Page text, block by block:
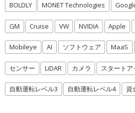
BOLDLY MONET Technologies
GM Cruise VW NVIDIA Apple
Mobileye AI ソフトウェア MaaS
センサー LiDAR カメラ スタートア
自動運転レベル3 自動運転レベル4 資